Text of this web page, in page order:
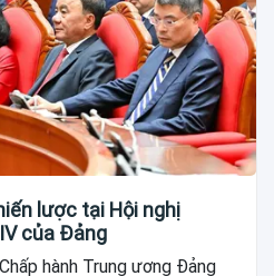
lược tại Hội nghị
của Đảng
hành Trung ương Đảng